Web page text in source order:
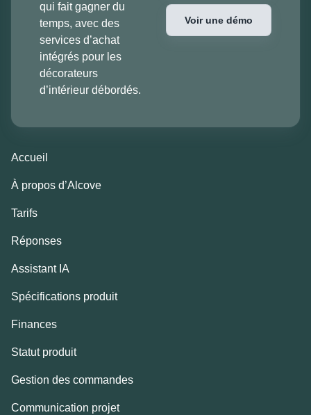
qui fait gagner du
temps, avec des
services d’achat
intégrés pour les
décorateurs
d’intérieur débordés.
Voir une démo
Accueil
À propos d’Alcove
Tarifs
Réponses
Assistant IA
Spécifications produit
Finances
Statut produit
Gestion des commandes
Communication projet